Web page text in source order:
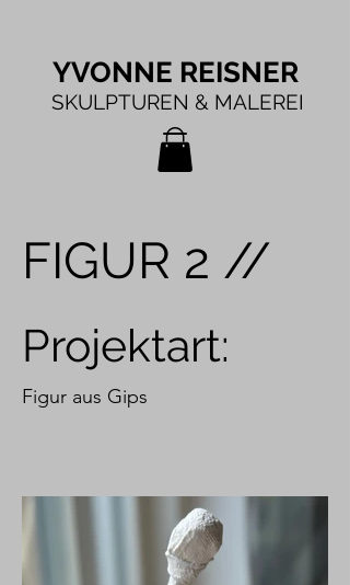
YVONNE REISNER
SKULPTUREN & MALEREI
FIGUR 2 //
Projektart:
Figur aus Gips